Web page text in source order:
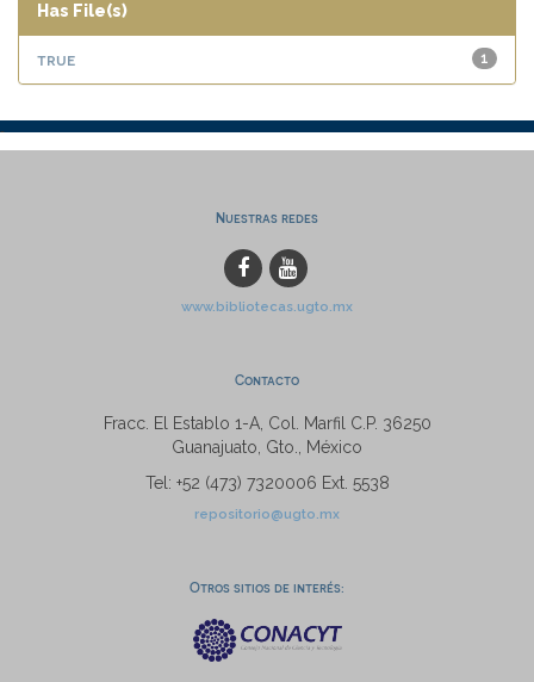
Has File(s)
1
true
Nuestras redes
www.bibliotecas.ugto.mx
Contacto
Fracc. El Establo 1-A, Col. Marfil C.P. 36250
Guanajuato, Gto., México
Tel: +52 (473) 7320006 Ext. 5538
repositorio@ugto.mx
Otros sitios de interés: